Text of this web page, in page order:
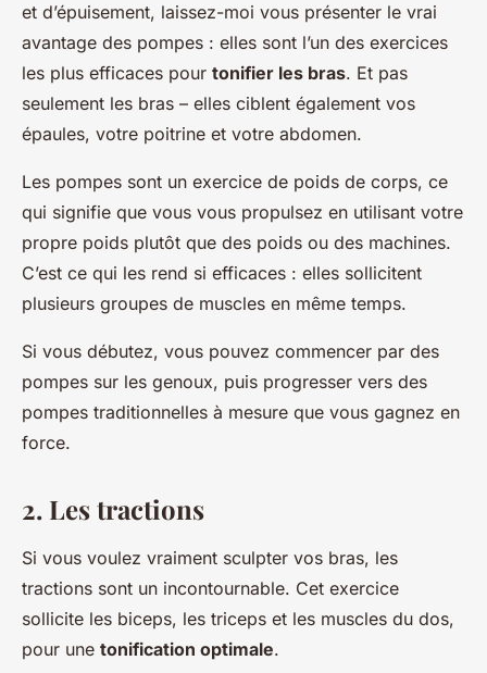
et d’épuisement, laissez-moi vous présenter le vrai
avantage des pompes : elles sont l’un des exercices
les plus efficaces pour tonifier les bras. Et pas
seulement les bras – elles ciblent également vos
épaules, votre poitrine et votre abdomen.
Les pompes sont un exercice de poids de corps, ce
qui signifie que vous vous propulsez en utilisant votre
propre poids plutôt que des poids ou des machines.
C’est ce qui les rend si efficaces : elles sollicitent
plusieurs groupes de muscles en même temps.
Si vous débutez, vous pouvez commencer par des
pompes sur les genoux, puis progresser vers des
pompes traditionnelles à mesure que vous gagnez en
force.
2. Les tractions
Si vous voulez vraiment sculpter vos bras, les
tractions sont un incontournable. Cet exercice
sollicite les biceps, les triceps et les muscles du dos,
pour une tonification optimale.